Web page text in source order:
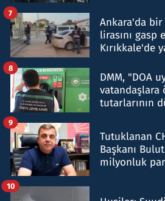
Ankara'da
lirasını gasp
Kırıkkale'de
7
DMM, "DOA
vatandaşlara
tutarlarının
8
Tutuklanan
Başkanı
milyonluk
9
10